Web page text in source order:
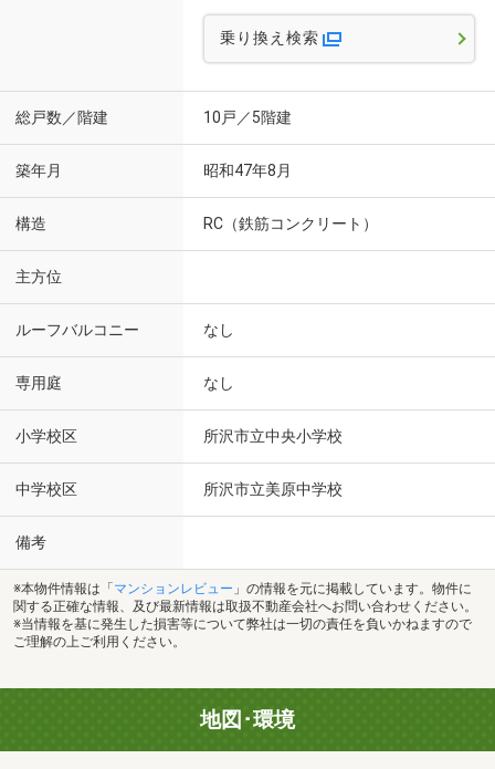
乗り換え検索
総戸数／階建 10戸／5階建
築年月 昭和47年8月
構造 RC（鉄筋コンクリート）
主方位
ルーフバルコニー なし
専用庭 なし
小学校区 所沢市立中央小学校
中学校区 所沢市立美原中学校
備考
※本物件情報は「 マンションレビュー 」の情報を元に掲載しています。物件に
関する正確な情報、及び最新情報は取扱不動産会社へお問い合わせください。
※当情報を基に発生した損害等について弊社は一切の責任を負いかねますので
ご理解の上ご利用ください。
地図･環境